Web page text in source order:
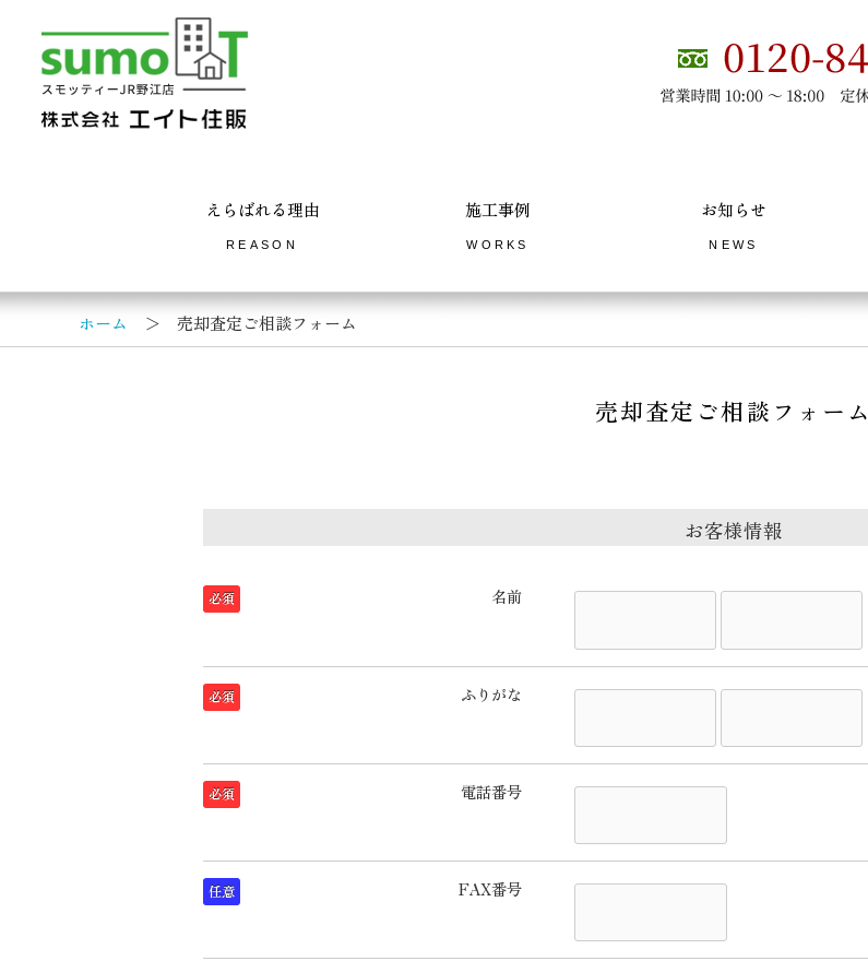
えらばれる理由
REASON
施工事例
WORKS
お知らせ
NEWS
ホーム ＞ 売却査定ご相談フォーム
売却査定ご相談フォーム
お客様情報
必須 名前
必須 ふりがな
必須 電話番号
任意 FAX番号